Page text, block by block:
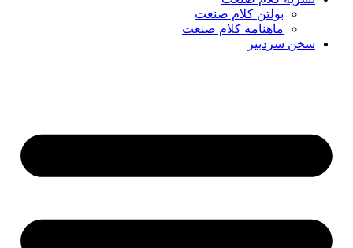
بولتن کلام صنعت
ماهنامه کلام صنعت
سخن سردبیر